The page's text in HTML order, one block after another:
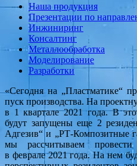
Наша продукция
Презентации по
Инжиниринг
Консалтинг
Металлообработка
Моделирование
Разработки
«Сегодня на „Пластматике“
пуск производства. На
в 1 квартале 2021 года. В
будут запущены еще 2
Адгезив“ и „РТ-Композитные
мы рассчитываем
в феврале 2021 года. На нем